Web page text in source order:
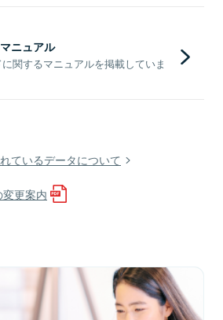
ニュアル
関するマニュアルを掲載していま
ているデータについて
更案内